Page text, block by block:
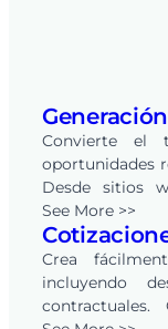
Convierte el
oportunidades
Desde sitios
integradas,
de FieldPie,
CRM integrado.
See More >>
Crea
incluyendo